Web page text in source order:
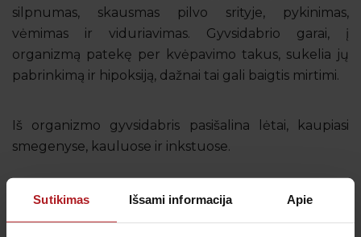
Sutikimas Išsami informacija Apie
silpnumas, skausmas pilvo srityje, pykinimas,
vėmimas ir viduriavimas. Gyvsidabrio garai, į
organizmą patekę per kvėpavimo takus, sukelia jų
pabrinkimą ir hipoksiją, dažnai tai gali baigtis mirtimi.
Iš organizmo gyvsidabris pasišalina lėtai, kaupiasi
smegenyse, kauluose ir inkstuose.